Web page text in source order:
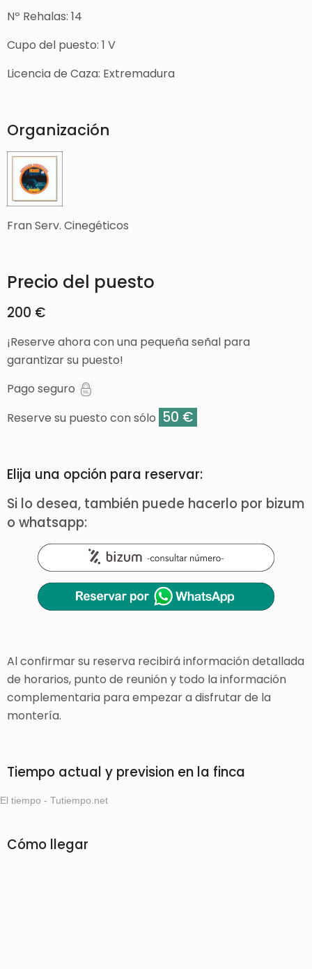
Nº Rehalas: 14
Cupo del puesto: 1 V
Licencia de Caza: Extremadura
Organización
Fran Serv. Cinegéticos
Precio del puesto
200 €
¡Reserve ahora con una pequeña señal para
garantizar su puesto!
Pago seguro
Reserve su puesto con sólo 50 €
Elija una opción para reservar:
Si lo desea, también puede hacerlo por bizum
o whatsapp:
Al confirmar su reserva recibirá información detallada
de horarios, punto de reunión y todo la información
complementaria para empezar a disfrutar de la
montería.
Tiempo actual y prevision en la finca
El tiempo - Tutiempo.net
Cómo llegar